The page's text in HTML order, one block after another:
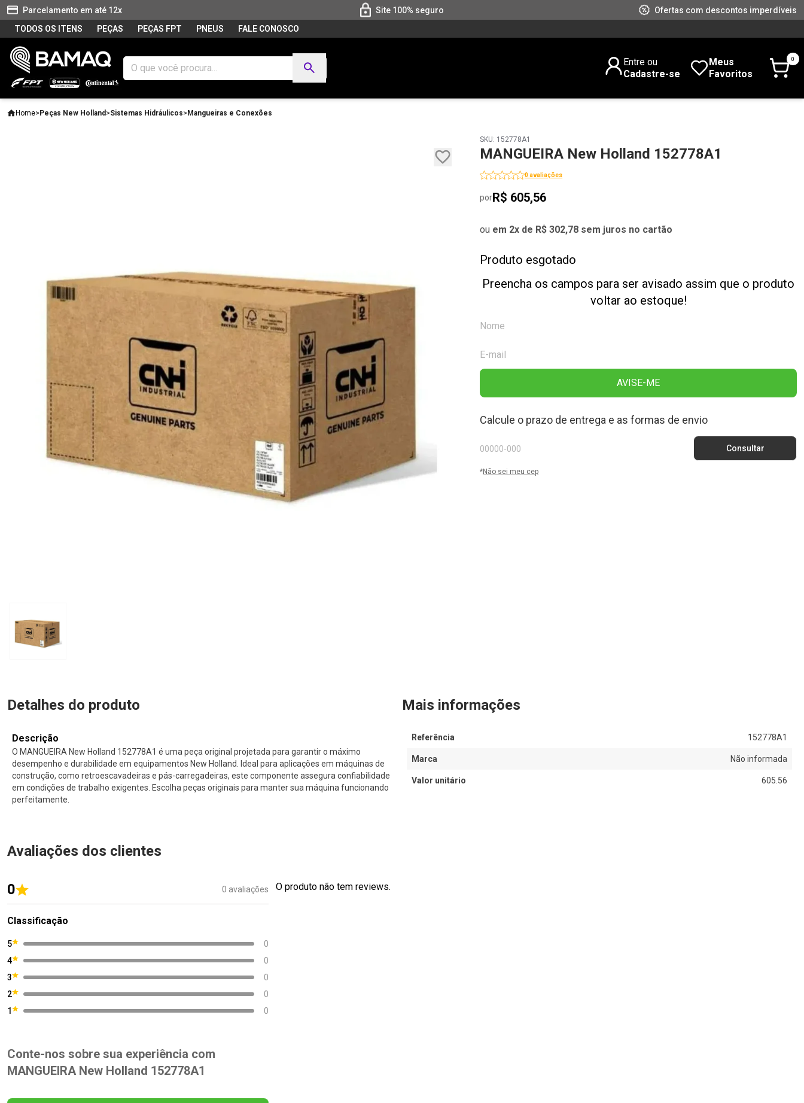
Parcelamento em até 12x Site 100% seguro
Ofertas com descontos imperdíveis
TODOS OS ITENS
PEÇAS PEÇAS FPT PNEUS FALE CONOSCO
Entre ou
Cadastre-se
Meus
Favoritos
0
Home> Peças New Holland >Sistemas Hidráulicos> Mangueiras e Conexões
SKU: 152778A1
MANGUEIRA New Holland 152778A1
0 avaliações
porR$ 605,56
ou em 2x de R$ 302,78 sem juros no cartão
Produto esgotado
Preencha os campos para ser avisado assim que o produto
voltar ao estoque!
AVISE-ME
Calcule o prazo de entrega e as formas de envio
*Não sei meu cep
Detalhes do produto
Descrição
O MANGUEIRA New Holland 152778A1 é uma peça original projetada para garantir o máximo
desempenho e durabilidade em equipamentos New Holland. Ideal para aplicações em máquinas de
construção, como retroescavadeiras e pás-carregadeiras, este componente assegura confiabilidade
em condições de trabalho exigentes. Escolha peças originais para manter sua máquina funcionando
perfeitamente.
Mais informações
Referência 152778A1
Marca Não informada
Valor unitário 605.56
Avaliações dos clientes
0 0 avaliações
Classificação
5
0
4
0
3
0
2
0
1
0
Conte-nos sobre sua experiência com
MANGUEIRA New Holland 152778A1
O produto não tem reviews.